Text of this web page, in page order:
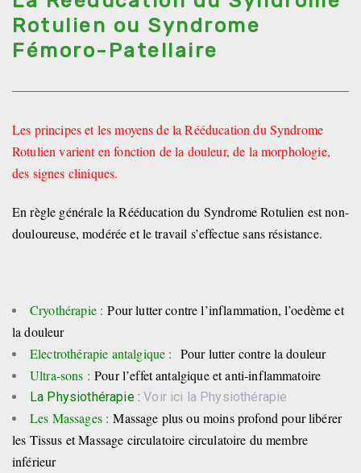
Rotulien ou Syndrome
Fémoro-Patellaire
Les principes et les moyens de la Rééducation du Syndrome
Rotulien varient en fonction de la douleur, de la morphologie,
des signes cliniques.
En règle générale la Rééducation du Syndrome Rotulien est non-
douloureuse, modérée et le travail s’effectue sans résistance.
Cryothérapie : Pour lutter contre l’inflammation, l’oedème et
la douleur
Electrothérapie antalgique : Pour lutter contre la douleur
Ultra-sons : Pour l’effet antalgique et anti-inflammatoire
La Physiothérapie : Voir ici la Physiothérapie
Les Massages : Massage plus ou moins profond pour libérer
les Tissus et Massage circulatoire circulatoire du membre
inférieur